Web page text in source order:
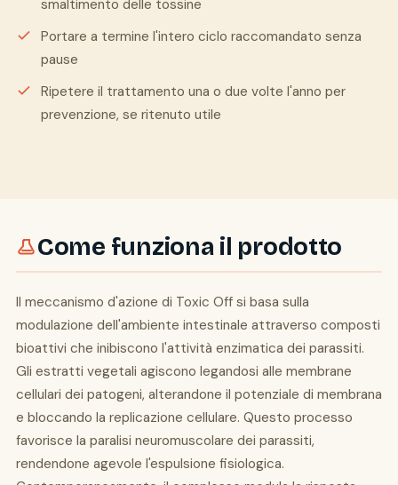
smaltimento delle tossine
Portare a termine l'intero ciclo raccomandato senza
pause
Ripetere il trattamento una o due volte l'anno per
prevenzione, se ritenuto utile
Come funziona il prodotto
Il meccanismo d'azione di Toxic Off si basa sulla
modulazione dell'ambiente intestinale attraverso composti
bioattivi che inibiscono l'attività enzimatica dei parassiti.
Gli estratti vegetali agiscono legandosi alle membrane
cellulari dei patogeni, alterandone il potenziale di membrana
e bloccando la replicazione cellulare. Questo processo
favorisce la paralisi neuromuscolare dei parassiti,
rendendone agevole l'espulsione fisiologica.